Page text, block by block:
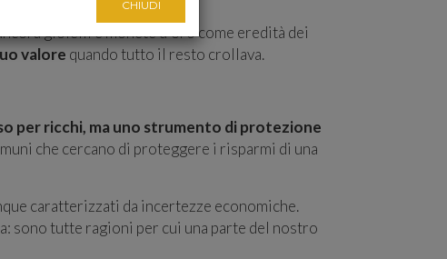
gioielli e monete d'oro come eredità dei
valore quando tutto il resto crollava.
per ricchi, ma uno strumento di protezione
che cercano di proteggere i risparmi di una
caratterizzati da incertezze economiche.
sono tutte ragioni per cui una parte del nostro
CHIUDI